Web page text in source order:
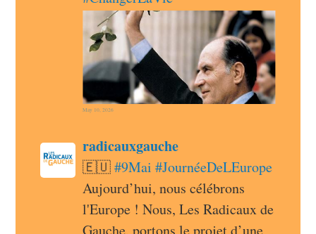
May 10, 2026
radicauxgauche avatar
radicauxgauchepost
🇪🇺 #9Mai #JournéeDeLEurope
Aujourd’hui, nous célébrons
l'Europe ! Nous, Les Radicaux de
Gauche, portons le projet d’une